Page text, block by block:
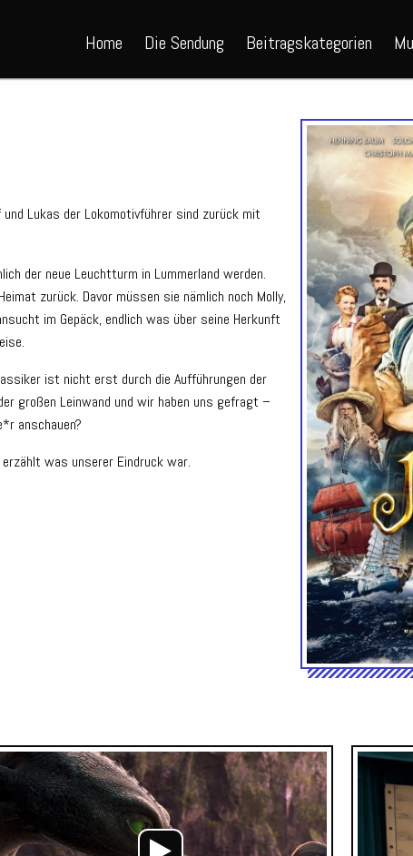
Home Die Sendung Beitragskategorien
Lukas der Lokomotivführer sind zurück mit
der neue Leuchtturm in Lummerland werden.
zurück. Davor müssen sie nämlich noch Molly,
im Gepäck, endlich was über seine Herkunft
ist nicht erst durch die Aufführungen der
großen Leinwand und wir haben uns gefragt –
anschauen?
was unserer Eindruck war.
Audio-
Player